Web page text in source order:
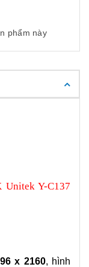
phẩm này
Y-C137
x 2160, hình